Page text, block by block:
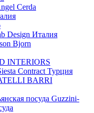
Cerda
Design Италия
Bjorn
INTERIORS
Contract Турция
BARRI
Guzzini-